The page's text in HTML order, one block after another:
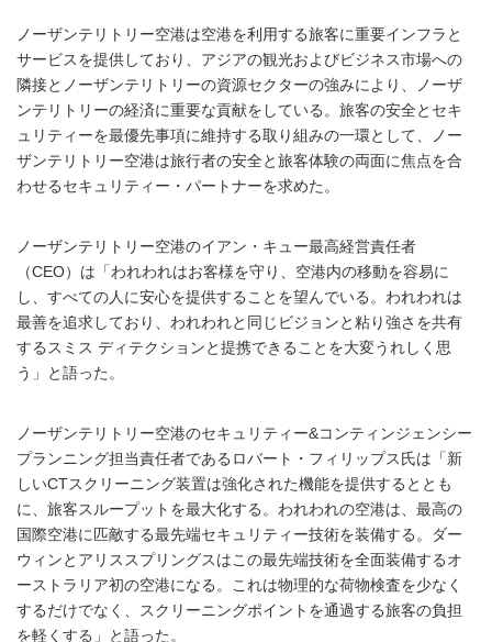
ノーザンテリトリー空港は空港を利用する旅客に重要インフラと
サービスを提供しており、アジアの観光およびビジネス市場への
隣接とノーザンテリトリーの資源セクターの強みにより、ノーザ
ンテリトリーの経済に重要な貢献をしている。旅客の安全とセキ
ュリティーを最優先事項に維持する取り組みの一環として、ノー
ザンテリトリー空港は旅行者の安全と旅客体験の両面に焦点を合
わせるセキュリティー・パートナーを求めた。
ノーザンテリトリー空港のイアン・キュー最高経営責任者
（CEO）は「われわれはお客様を守り、空港内の移動を容易に
し、すべての人に安心を提供することを望んでいる。われわれは
最善を追求しており、われわれと同じビジョンと粘り強さを共有
するスミス ディテクションと提携できることを大変うれしく思
う」と語った。
ノーザンテリトリー空港のセキュリティー&コンティンジェンシー
プランニング担当責任者であるロバート・フィリップス氏は「新
しいCTスクリーニング装置は強化された機能を提供するととも
に、旅客スループットを最大化する。われわれの空港は、最高の
国際空港に匹敵する最先端セキュリティー技術を装備する。ダー
ウィンとアリススプリングスはこの最先端技術を全面装備するオ
ーストラリア初の空港になる。これは物理的な荷物検査を少なく
するだけでなく、スクリーニングポイントを通過する旅客の負担
を軽くする」と語った。